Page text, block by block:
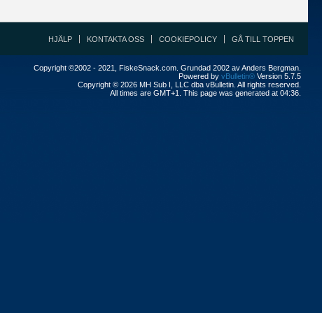
HJÄLP KONTAKTA OSS COOKIEPOLICY GÅ TILL TOPPEN
Copyright ©2002 - 2021, FiskeSnack.com. Grundad 2002 av Anders Bergman.
Powered by vBulletin® Version 5.7.5
Copyright © 2026 MH Sub I, LLC dba vBulletin. All rights reserved.
All times are GMT+1. This page was generated at 04:36.